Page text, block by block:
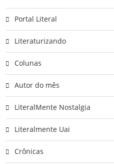
Portal Literal
Literaturizando
Colunas
Autor do mês
LiteralMente Nostalgia
Literalmente Uai
Crônicas